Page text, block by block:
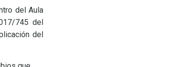
del Aula
745 del
del